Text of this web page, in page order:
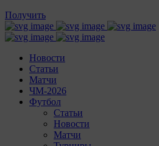
Получить
Новости
Статьи
Матчи
ЧМ-2026
Футбол
Статьи
Новости
Матчи